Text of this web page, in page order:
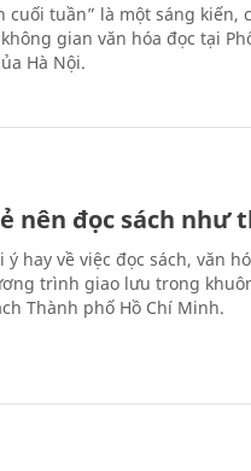
cuối tuần” là một sáng
gian văn hóa đọc tại
Hà Nội.
nên đọc sách như
ý hay về việc đọc sách, văn
trình giao lưu trong
Thành phố Hồ Chí Minh.